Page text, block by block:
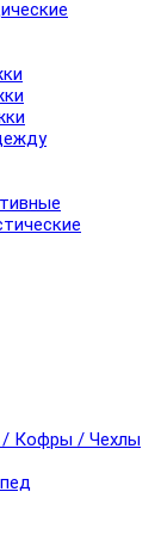
/ Кофры / Чехлы